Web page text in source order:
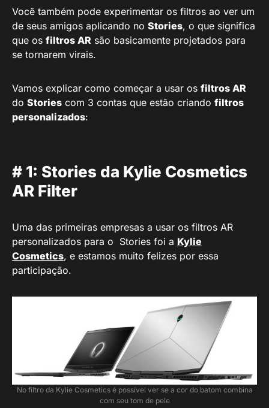
Você também pode experimentar os filtros ao ver um
de seus amigos aplicando no Stories, o que significa
que os filtros AR são basicamente projetados para
se tornarem virais.
Vamos explicar como começar a usar os filtros AR
do Stories com 3 contas que estão criando filtros
personalizados:
# 1: Stories da Kylie Cosmetics
AR Filter
Uma das primeiras empresas a usar os filtros AR
personalizados para o Stories foi a Kylie
Cosmetics, e estamos muito felizes por essa
participação.
No filtro da Kylie Cosmetics é possível ver se a cor do batom combina
com seu tom de pele